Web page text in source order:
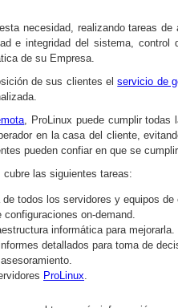
necesidad, realizando tareas
e integridad del sistema,
de su Empresa.
de sus clientes elservicio de
, ProLinux puede cumplir todas
en la casa del cliente,
pueden confiar en que se
las siguientes tareas:
todos los servidores y equipos de
configuraciones on-demand.
informática para mejorarla.
detallados para toma de
ProLinux.